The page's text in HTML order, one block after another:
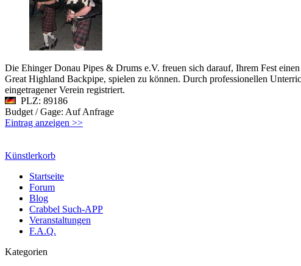
Die Ehinger Donau Pipes & Drums e.V. freuen sich darauf, Ihrem Fest
Great Highland Backpipe, spielen zu können. Durch professionellen
eingetragener Verein registriert.
PLZ: 89186
Budget / Gage: Auf Anfrage
Eintrag anzeigen >>
Künstlerkorb
Startseite
Forum
Blog
Crabbel Such-APP
Veranstaltungen
F.A.Q.
Kategorien